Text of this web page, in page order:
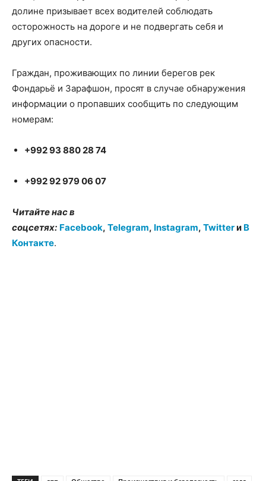
долине призывает всех водителей соблюдать
осторожность на дороге и не подвергать себя и
других опасности.
Граждан, проживающих по линии берегов рек
Фондарьё и Зарафшон, просят в случае обнаружения
информации о пропавших сообщить по следующим
номерам:
+992 93 880 28 74
+992 92 979 06 07
Читайте нас в
соцсетях: Facebook, Telegram, Instagram, Twitterи В
Контакте.